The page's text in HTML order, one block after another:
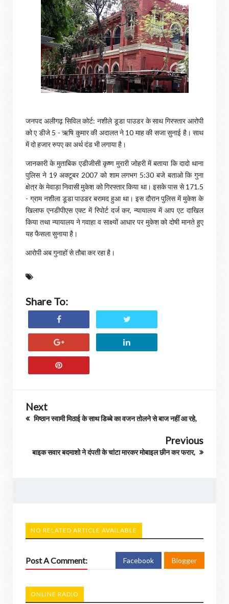
जनपद अलीगढ़ सिविल कोर्ट: नशीले डूडा पाउडर के साथ गिरफ्तार आरोपी
को ए डीजे 5 - ऋषि कुमार की अदालत ने 10 माह की सजा सुनाई है। साथ
में दो हजार रुपए का अर्थ दंड भी लगाया है।
जानकारी के मुताबिक एडीजीसी कृष्ण मुरारी जोहरी में बताया कि दादो थाना
पुलिस ने 19 अक्टूबर 2007 को शाम लगभग 5:30 बजे बताओ कि गुना
क्षेत्र के मेवाड़ा निवासी मुकेश को गिरफ्तार किया था। इसके पास से 171.5
- ग्राम नशीला डूडा पाउडर बरामद हुआ था। इस दौरान पुलिस में मुकेश के
खिलाफ एनडीपीएस एक्ट में रिपोर्ट दर्ज कर, न्यायालय में आप एट दाखिल
किया तथा न्यायालय ने गवाहा व साक्ष्यों आधार पर मुकेश को दोषी मानते हुए
यह फैसला सुनाया है।
आरोपी अब गुनाहों से तौबा कर रहा है।
Share To:
Next
मिष्ठान स्वामी मिठाई के साथ डिब्बे का वजन तोलने से बाज नहीं आ रहे,
Previous
बाइक सवार बदमाशो ने दंपती के चांटा मारकर मोबाइल छीन कर फरार,
NO RELATED ARTICLE AVAILABLE
Post A Comment: Facebook Blogger
ONLINE RADIO